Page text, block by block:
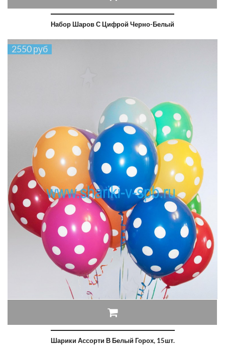
Набор Шаров С Цифрой Черно-Белый
2550 руб
Шарики Ассорти В Белый Горох, 15шт.